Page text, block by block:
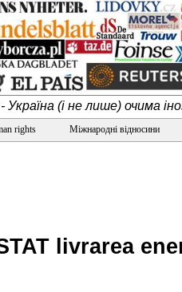
(і не лише) очима
rights Міжнародні відносини
livrarea